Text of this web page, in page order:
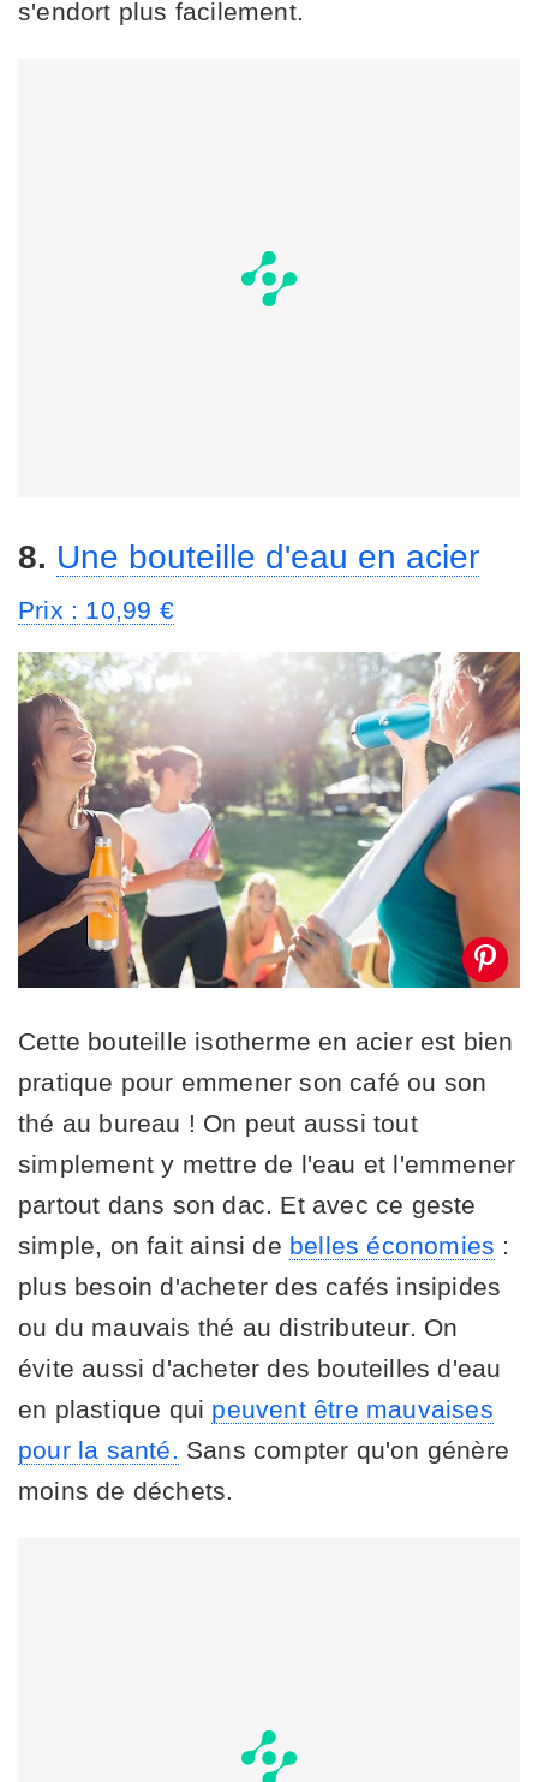
s'endort plus facilement.
8. Une bouteille d'eau en acier
Prix : 10,99 €
Cette bouteille isotherme en acier est bien
pratique pour emmener son café ou son
thé au bureau ! On peut aussi tout
simplement y mettre de l'eau et l'emmener
partout dans son dac. Et avec ce geste
simple, on fait ainsi de belles économies :
plus besoin d'acheter des cafés insipides
ou du mauvais thé au distributeur. On
évite aussi d'acheter des bouteilles d'eau
en plastique qui peuvent être mauvaises
pour la santé. Sans compter qu'on génère
moins de déchets.